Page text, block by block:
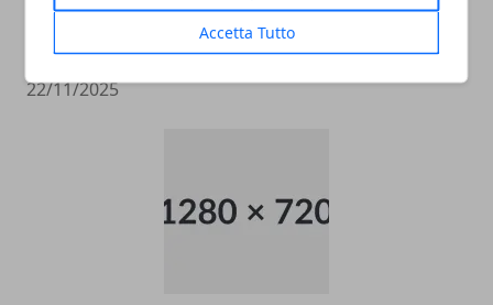
Accetta Tutto
Come raggiungere l’aeroporto di
Malpensa
22/11/2025